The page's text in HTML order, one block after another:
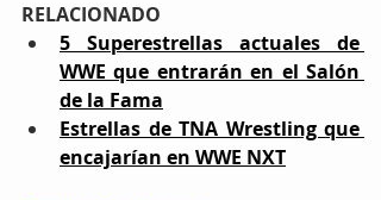
RELACIONADO
5 Superestrellas actuales de
WWE que entrarán en el Salón
de la Fama
Estrellas de TNA Wrestling que
encajarían en WWE NXT